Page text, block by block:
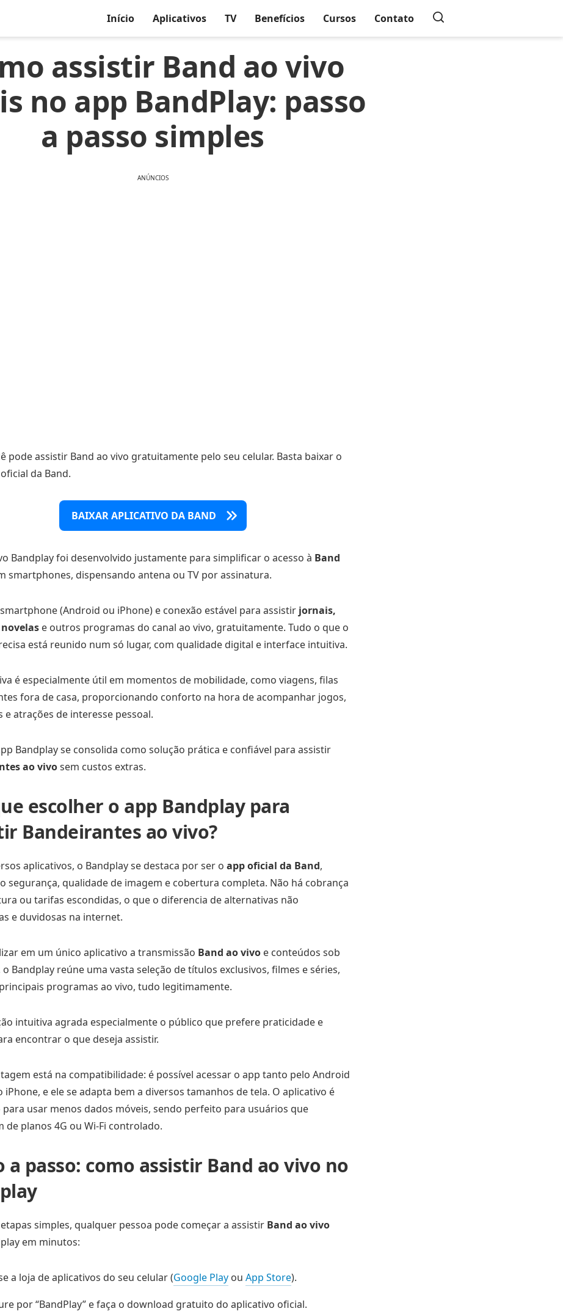
Início Aplicativos TV Benefícios Cursos Contato
assistir Band ao vivo
no app BandPlay: passo
a passo simples
ANÚNCIOS
pode assistir Band ao vivo gratuitamente pelo seu celular. Basta baixar o
da Band.
BAIXAR APLICATIVO DA BAND
Bandplay foi desenvolvido justamente para simplificar o acesso à Band
smartphones, dispensando antena ou TV por assinatura.
(Android ou iPhone) e conexão estável para assistir jornais,
e outros programas do canal ao vivo, gratuitamente. Tudo o que o
está reunido num só lugar, com qualidade digital e interface intuitiva.
é especialmente útil em momentos de mobilidade, como viagens, filas
fora de casa, proporcionando conforto na hora de acompanhar jogos,
e atrações de interesse pessoal.
Bandplay se consolida como solução prática e confiável para assistir
ao vivosem custos extras.
escolher o app Bandplay para
Bandeirantes ao vivo?
aplicativos, o Bandplay se destaca por ser o app oficial da Band,
segurança, qualidade de imagem e cobertura completa. Não há cobrança
ou tarifas escondidas, o que o diferencia de alternativas não
e duvidosas na internet.
em um único aplicativo a transmissão Band ao vivoe conteúdos sob
Bandplay reúne uma vasta seleção de títulos exclusivos, filmes e séries,
programas ao vivo, tudo legitimamente.
intuitiva agrada especialmente o público que prefere praticidade e
encontrar o que deseja assistir.
está na compatibilidade: é possível acessar o app tanto pelo Android
iPhone, e ele se adapta bem a diversos tamanhos de tela. O aplicativo é
usar menos dados móveis, sendo perfeito para usuários que
de planos 4G ou Wi-Fi controlado.
a passo: como assistir Band ao vivo no
simples, qualquer pessoa pode começar a assistir Band ao vivo
em minutos:
a loja de aplicativos do seu celular (Google Playou App Store).
por “BandPlay” e faça o download gratuito do aplicativo oficial.